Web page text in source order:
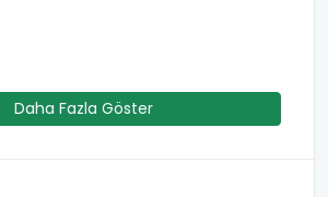
Daha Fazla Göster